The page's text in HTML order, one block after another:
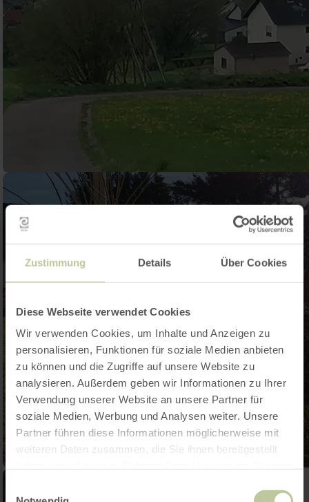
Zustimmung Details Über Cookies
Diese Webseite verwendet Cookies
Wir verwenden Cookies, um Inhalte und Anzeigen zu
personalisieren, Funktionen für soziale Medien anbieten
zu können und die Zugriffe auf unsere Website zu
analysieren. Außerdem geben wir Informationen zu Ihrer
Verwendung unserer Website an unsere Partner für
soziale Medien, Werbung und Analysen weiter. Unsere
Partner führen diese Informationen möglicherweise mit
weiteren Daten zusammen, die Sie ihnen bereitgestellt